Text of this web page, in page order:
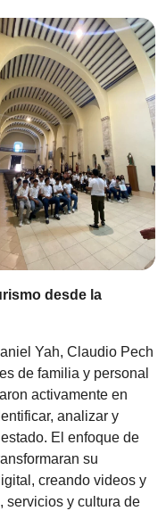
desde la
Yah, Claudio Pech
de familia y personal
activamente en
analizar y
El enfoque de
su
creando videos y
servicios y cultura de